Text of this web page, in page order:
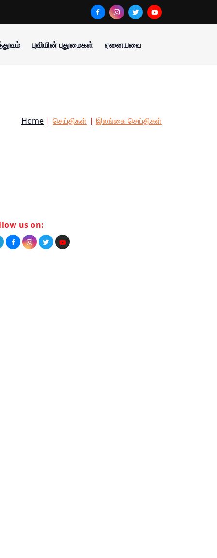
புவியின் புதுமைகள் ஏனையவை
Home செய்திகள் இலங்கை செய்திகள்
us on: